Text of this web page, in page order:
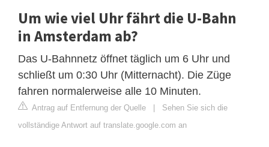
Um wie viel Uhr fährt die U-Bahn
in Amsterdam ab?
Das U-Bahnnetz öffnet täglich um 6 Uhr und
schließt um 0:30 Uhr (Mitternacht). Die Züge
fahren normalerweise alle 10 Minuten.
Antrag auf Entfernung der Quelle | Sehen Sie sich die
vollständige Antwort auf translate.google.com an